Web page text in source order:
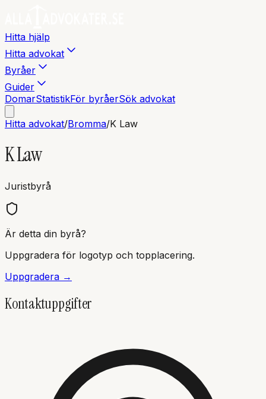
Hitta hjälp
Hitta advokat
Byråer
Guider
DomarStatistikFör byråerSök advokat
Hitta advokat/Bromma/K Law
K Law
Juristbyrå
Är detta din byrå?
Uppgradera för logotyp och topplacering.
Uppgradera →
Kontaktuppgifter